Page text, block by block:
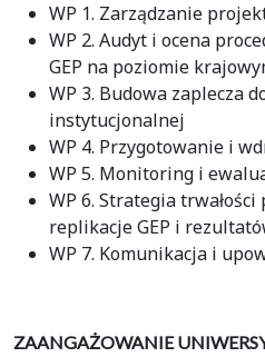
WP 1. Zarządzanie
WP 2. Audyt i ocena
GEP na poziomie
WP 3. Budowa zaplecza
instytucjonalnej
WP 4. Przygotowanie i
WP 5. Monitoring i
WP 6. Strategia
replikacje GEP i
WP 7. Komunikacja i
ZAANGAŻOWANIE